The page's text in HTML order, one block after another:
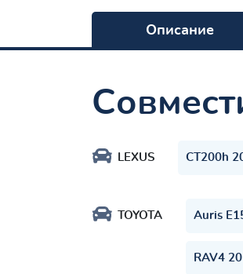
Описание
LEXUS CT200h
TOYOTA Auris
RAV4